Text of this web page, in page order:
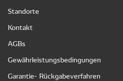
Standorte
Kontakt
AGBs
Gewährleistungsbedingungen
Garantie- Rückgabeverfahren